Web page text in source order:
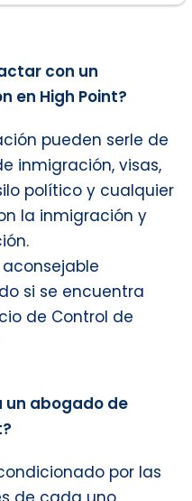
con un
en High Point?
pueden serle de
inmigración, visas,
político y cualquier
la inmigración y
si se encuentra
de Control de
un abogado de
por las